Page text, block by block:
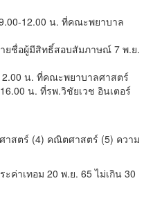
12.00 น. ที่คณะพยาบาล
ยชื่อผู้มีสิทธิ์สอบสัมภาษณ์ 7 พ.ย.
น. ที่คณะพยาบาลศาสตร์
น. ที่รพ.วิชัยเวช อินเตอร์
าสตร์ (4) คณิตศาสตร์ (5) ความ
ค่าเทอม 20 พ.ย. 65 ไม่เกิน 30